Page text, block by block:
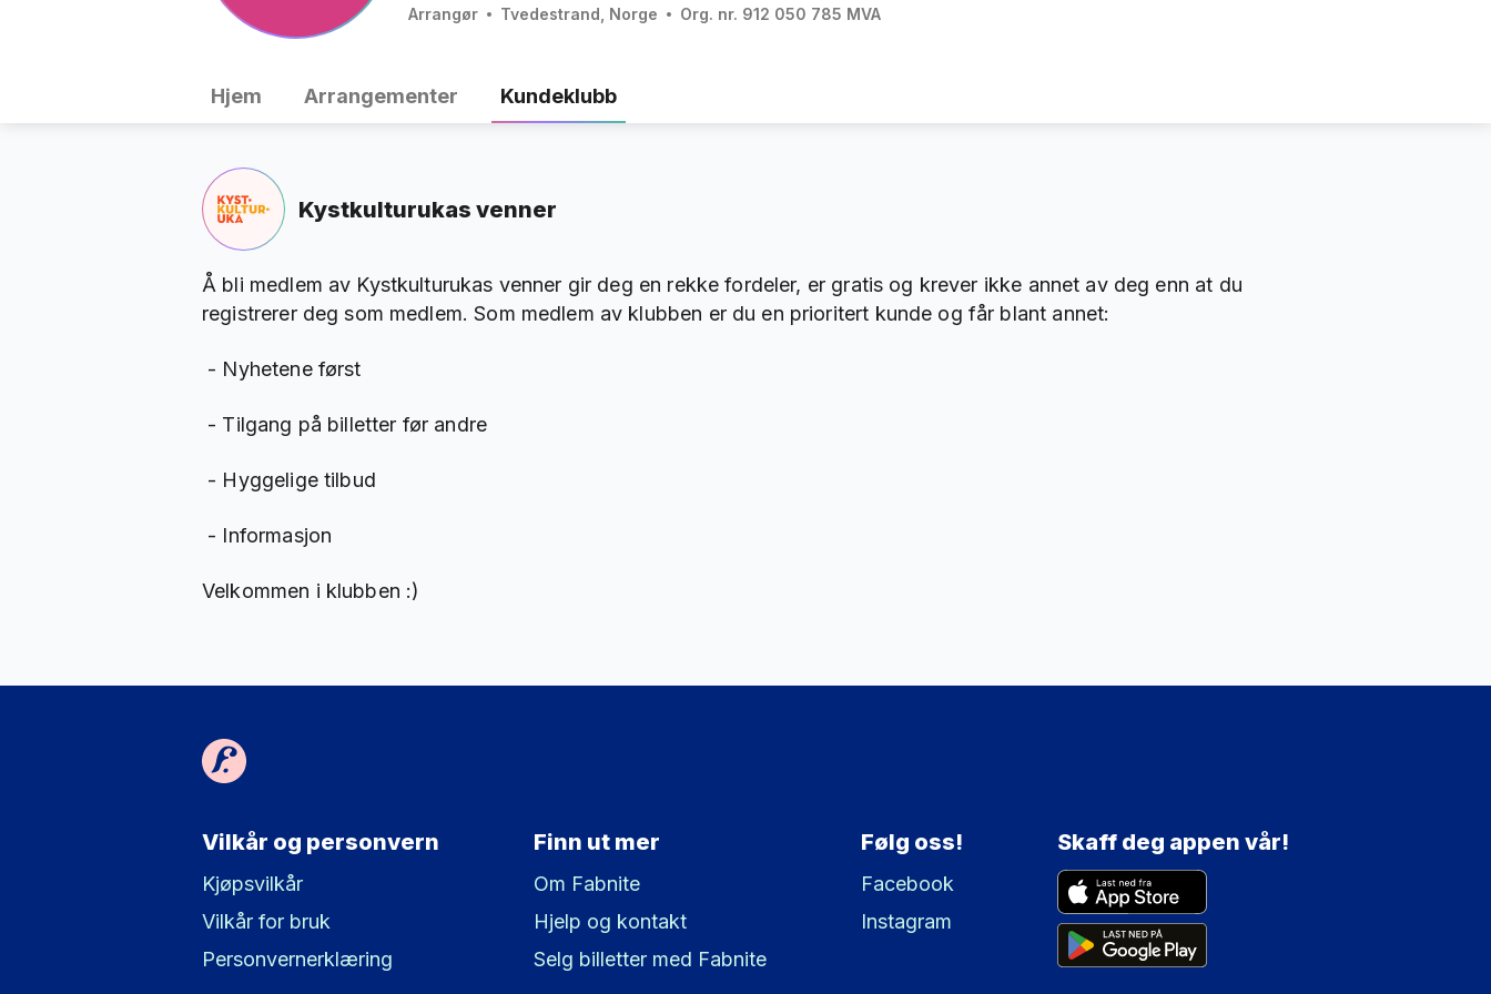
Arrangør Tvedestrand, Norge Org. nr. 912 050 785 MVA
Hjem Arrangementer Kundeklubb
Kystkulturukas venner
Å bli medlem av Kystkulturukas venner gir deg en rekke fordeler, er gratis og krever ikke annet av deg enn at du
registrerer deg som medlem. Som medlem av klubben er du en prioritert kunde og får blant annet:
- Nyhetene først
- Tilgang på billetter før andre
- Hyggelige tilbud
- Informasjon
Velkommen i klubben :)
Vilkår og personvern
Kjøpsvilkår
Vilkår for bruk
Personvernerklæring
Finn ut mer
Om Fabnite
Hjelp og kontakt
Selg billetter med Fabnite
Følg oss!
Facebook
Instagram
Skaff deg appen vår!